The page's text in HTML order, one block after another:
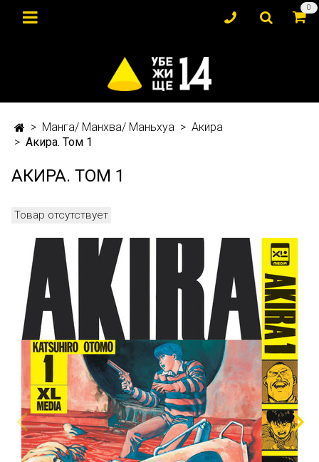
0
Манга/ Манхва/ Маньхуа
Акира
Акира. Том 1
АКИРА. ТОМ 1
Товар отсутствует